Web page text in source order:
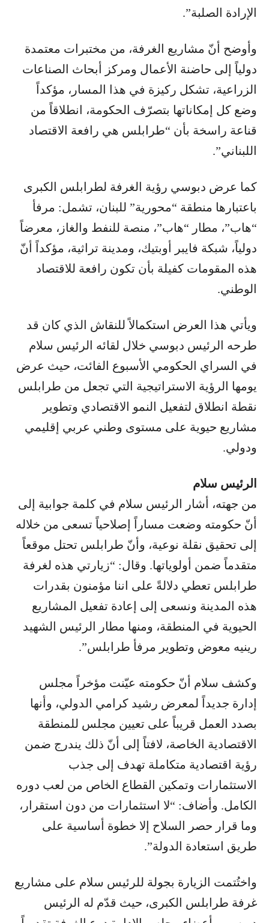
الإرادة الصلبة”.
وأوضح أنّ مشاريع الغرفة، من مختبرات معتمدة
دولياً إلى حاضنة الأعمال ومركز أبحاث الصناعات
الزراعية، تشكل ركيزة في هذا المسار، مؤكداً
وضع كل إمكاناتها بتصرّف الحكومة، انطلاقاً من
قناعة راسخة بأن “طرابلس هي رافعة الاقتصاد
اللبناني”.
كما عرض دبوسي رؤية الغرفة لطرابلس الكبرى
باعتبارها منطقة “محورية” للبنان، تشمل: مرفأ
“هاب”، مطار “هاب”، منصة للنفط والغاز، معرضاً
دولياً، شبكة فايبر أوبتيك، ومدينة تراثية، مؤكداً أنّ
هذه المقومات كفيلة بأن تكون رافعة للاقتصاد
الوطني.
ويأتي هذا العرض استكمالاً للنقاش الذي كان قد
طرحه الرئيس دبوسي خلال لقائه الرئيس سلام
في السراي الحكومي الأسبوع الفائت، حيث عرض
يومها الرؤية الاستراتيجية التي تجعل من طرابلس
نقطة انطلاق لتفعيل النمو الاقتصادي وتطوير
مشاريع حيوية على مستوى وطني عربي إقليمي
ودولي.
الرئيس سلام
من جهته، أشار الرئيس سلام في كلمة جوابية إلى
أنّ حكومته وضعت مساراً إصلاحياً تسعى من خلاله
إلى تحقيق نقلة نوعية، وأنّ طرابلس تحتل موقعاً
متقدماً ضمن أولوياتها. وقال: “زيارتي هذه لغرفة
طرابلس تعطي دلالةً على اننا مؤمنون بقدرات
هذه المدينة ونسعى إلى إعادة تفعيل المشاريع
الحيوية في المنطقة، ومنها مطار الرئيس الشهيد
رينيه معوض وتطوير مرفأ طرابلس”.
وكشف سلام أنّ حكومته عيّنت مؤخراً مجلس
إدارة جديداً لمعرض رشيد كرامي الدولي، وأنها
بصدد العمل قريباً على تعيين مجلس للمنطقة
الاقتصادية الخاصة، لافتاً إلى أنّ ذلك يندرج ضمن
رؤية اقتصادية متكاملة تهدف إلى جذب
الاستثمارات وتمكين القطاع الخاص من لعب دوره
الكامل. وأضاف: “لا استثمارات من دون استقرار،
وما قرار حصر السلاح إلا خطوة أساسية على
طريق استعادة الدولة”.
واختُتمت الزيارة بجولة للرئيس سلام على مشاريع
غرفة طرابلس الكبرى، حيث قدّم له الرئيس